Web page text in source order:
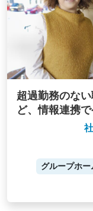
超過勤務のな
ど、情報連携
グループホー